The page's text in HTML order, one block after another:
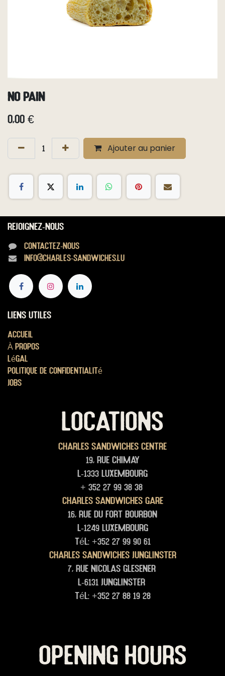
No Pain
0,00 €
Ajouter au panier
Rejoignez-nous
Contactez-nous
info@charles-sandwiches.lu
Liens utiles
Accueil
À propos
Légal
Politique de confidentialité
Jobs
LOCATIONS
Charles Sandwiches Centre
19, rue Chimay
L-1333 Luxembourg
+ 352 27 99 38 38
Charles Sandwiches Gare
16, rue du Fort Bourbon
L-1249 Luxembourg
Tél: +352 27 99 90 61
Charles Sandwiches junglinster
7, rue Nicolas glesener
L-6131 junglinster
Tél: +352 27 88 19 28
OPENING HOURS